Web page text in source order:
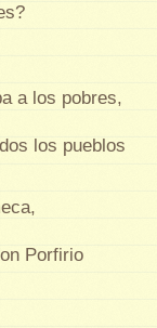
a los pobres,
los pueblos
Porfirio